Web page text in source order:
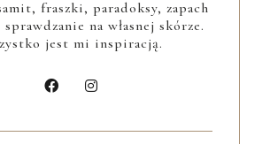
fraszki, paradoksy, zapach
na własnej skórze.
jest mi inspiracją.